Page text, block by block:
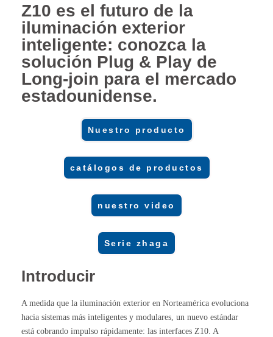
Z10 es el futuro de la
iluminación exterior
inteligente: conozca la
solución Plug & Play de
Long-join para el mercado
estadounidense.
Nuestro producto
catálogos de productos
nuestro video
Serie zhaga
Introducir
A medida que la iluminación exterior en Norteamérica evoluciona
hacia sistemas más inteligentes y modulares, un nuevo estándar
está cobrando impulso rápidamente: las interfaces Z10. A